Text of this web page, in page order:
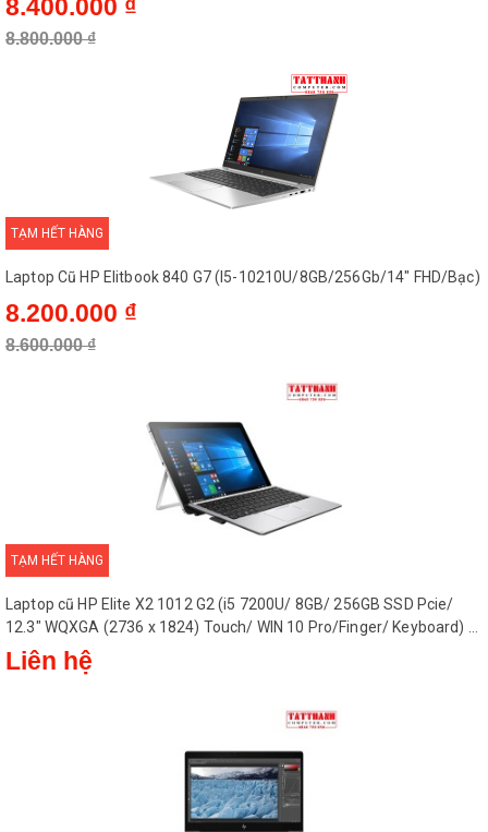
8.400.000 ₫
8.800.000 ₫
TẠM HẾT HÀNG
Laptop Cũ HP Elitbook 840 G7 (I5-10210U/8GB/256Gb/14" FHD/Bạc)
8.200.000 ₫
8.600.000 ₫
TẠM HẾT HÀNG
Laptop cũ HP Elite X2 1012 G2 (i5 7200U/ 8GB/ 256GB SSD Pcie/
12.3" WQXGA (2736 x 1824) Touch/ WIN 10 Pro/Finger/ Keyboard) -
Máy Nhật
Liên hệ